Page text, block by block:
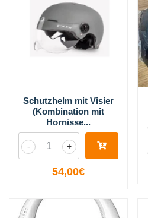
Schutzhelm mit Visier
(Kombination mit
Hornisse...
+
-
54,00€